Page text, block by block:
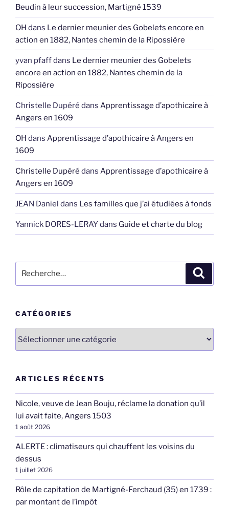
Beudin à leur succession, Martigné 1539
OH dans Le dernier meunier des Gobelets encore en
action en 1882, Nantes chemin de la Ripossière
yvan pfaffdans Le dernier meunier des Gobelets
encore en action en 1882, Nantes chemin de la
Ripossière
Christelle Dupéré dans Apprentissage d’apothicaire à
Angers en 1609
OH dans Apprentissage d’apothicaire à Angers en
1609
Christelle Dupéré dans Apprentissage d’apothicaire à
Angers en 1609
JEAN Daniel dans Les familles que j’ai étudiées à fonds
Yannick DORES-LERAYdans Guide et charte du blog
pour
CATÉGORIES
ARTICLES RÉCENTS
Nicole, veuve de Jean Bouju, réclame la donation qu’il
lui avait faite, Angers 1503
1 août 2026
ALERTE : climatiseurs qui chauffent les voisins du
dessus
1 juillet 2026
Rôle de capitation de Martigné-Ferchaud (35) en 1739 :
par montant de l’impôt